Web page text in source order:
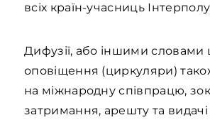
всіх країн-учасниць
Дифузії, або іншими словами
оповіщення (циркуляри)
на міжнародну співпрацю,
затримання, арешту та видачі